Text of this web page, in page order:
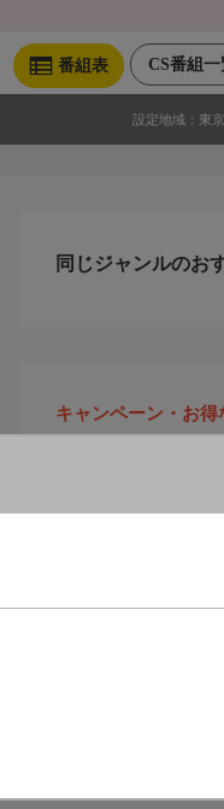
CS番組一
番組表
設定地域： 東
同じジャンルのお
キャンペーン・お得